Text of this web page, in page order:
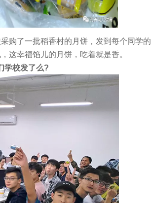
购了一批稻香村的月饼，发到每个同学的
这幸福馅儿的月饼，吃着就是香。
学校发了么?